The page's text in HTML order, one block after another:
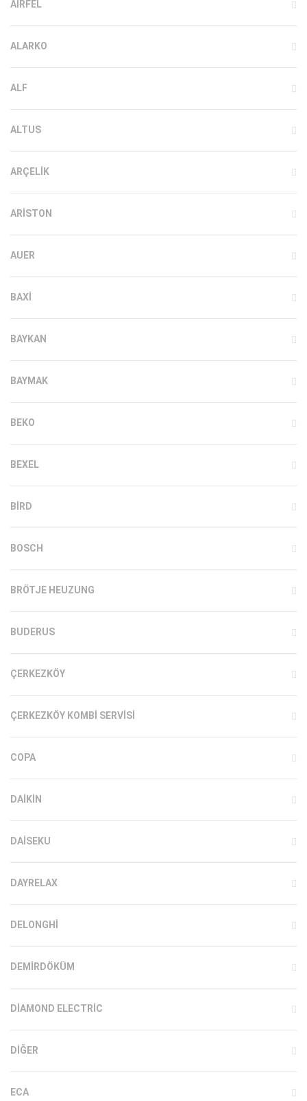
AIRFEL
ALARKO
ALF
ALTUS
ARÇELIK
ARISTON
AUER
BAXI
BAYKAN
BAYMAK
BEKO
BEXEL
BIRD
BOSCH
BRÖTJE HEUZUNG
BUDERUS
ÇERKEZKÖY
ÇERKEZKÖY KOMBI SERVISI
COPA
DAIKIN
DAISEKU
DAYRELAX
DELONGHI
DEMIRDÖKÜM
DIAMOND ELECTRIC
DIĞER
ECA